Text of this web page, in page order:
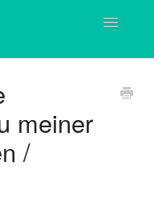
Toggle
meiner
/